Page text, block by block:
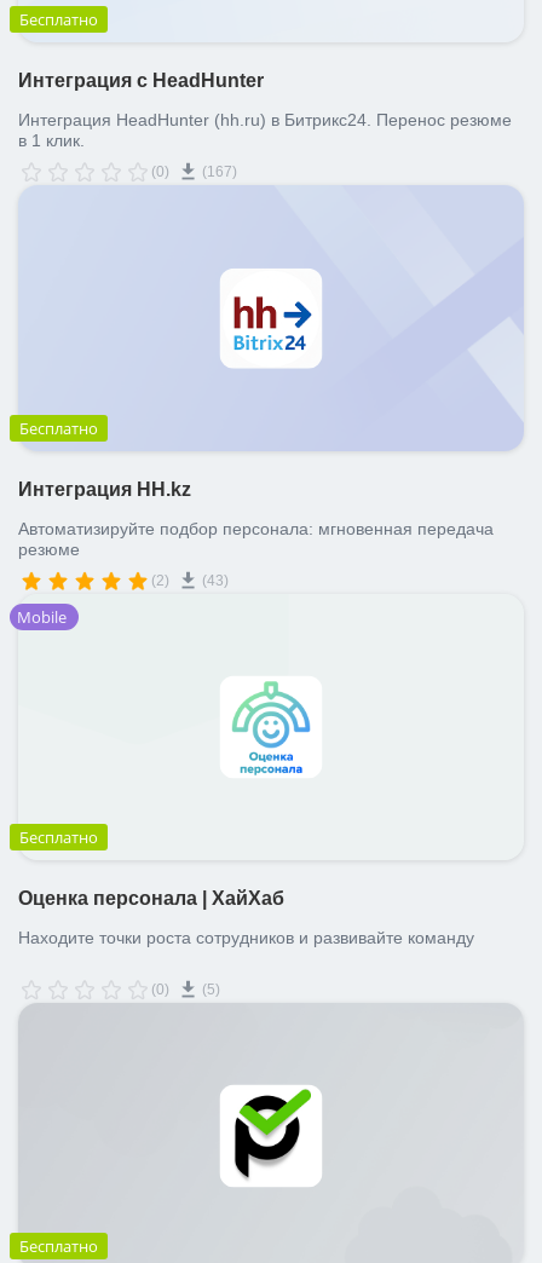
Бесплатно
Интеграция с HeadHunter
Интеграция HeadHunter (hh.ru) в Битрикс24. Перенос резюме
в 1 клик.
(0) (167)
Бесплатно
Интеграция HH.kz
Автоматизируйте подбор персонала: мгновенная передача
резюме
(2) (43)
Mobile
Бесплатно
Оценка персонала | ХайХаб
Находите точки роста сотрудников и развивайте команду
(0) (5)
Бесплатно